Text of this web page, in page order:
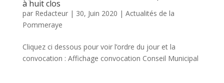
à huit clos
par Redacteur| 30, Juin 2020 | Actualités de la
Pommeraye
Cliquez ci dessous pour voir l’ordre du jour et la
convocation : Affichage convocation Conseil Municipal